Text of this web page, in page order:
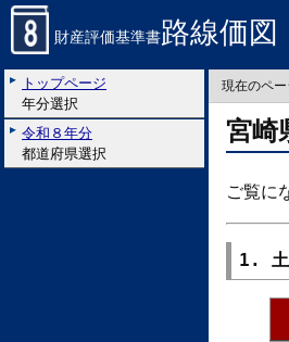
財産評価基準書路線価図
トップページ
年分選択
令和８年分
都道府県選択
現在のペ
宮崎
ご覧に
1. 土